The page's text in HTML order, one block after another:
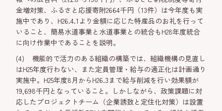
金増対策、ふるさと応援寄附2664千円（13件）は今年度も実
施中であり、H26.4.1より金額に応じた特産品のお礼を行って
いること、簡易水道事業と水道事業との統合もH28年度統合
に向け作業中であることを説明。
(4) 機能的で活力のある組織の構築では、組織機構の見直し
はH25年度行わない、また定員管理・給与の適正化は計画通り
実施中。H25年度8月からH26.3まで給与削減を行い効果額が
19,698千円となっていること。しかしながら、政策課題に対
応したプロジェクトチーム（企業誘致と定住化対策）は設置